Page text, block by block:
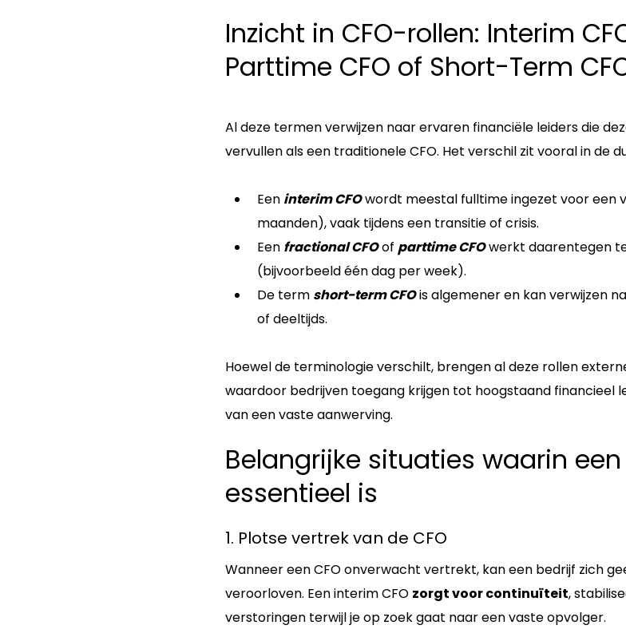
Inzicht in CFO-rollen: Interim
Parttime CFO of Short-Term
Al deze termen verwijzen naar ervaren financiële leiders die
vervullen als een traditionele CFO. Het verschil zit vooral in de
Een interim CFOwordt meestal fulltime ingezet voor een
maanden), vaak tijdens een transitie of crisis.
Een fractional CFOof parttime CFOwerkt daarentegen
(bijvoorbeeld één dag per week).
De term short-term CFOis algemener en kan verwijzen
of deeltijds.
Hoewel de terminologie verschilt, brengen al deze rollen
waardoor bedrijven toegang krijgen tot hoogstaand financieel
van een vaste aanwerving.
Belangrijke situaties waarin
essentieel is
1. Plotse vertrek van de CFO
Wanneer een CFO onverwacht vertrekt, kan een bedrijf zich
veroorloven. Een interim CFO zorgt voor continuïteit,
verstoringen terwijl je op zoek gaat naar een vaste opvolger.